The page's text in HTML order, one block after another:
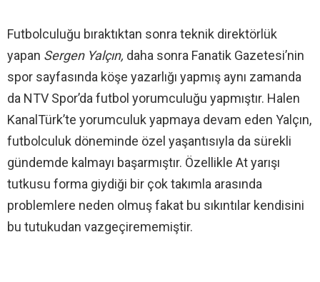
Futbolculuğu bıraktıktan sonra teknik direktörlük
yapan Sergen Yalçın, daha sonra Fanatik Gazetesi’nin
spor sayfasında köşe yazarlığı yapmış aynı zamanda
da NTV Spor’da futbol yorumculuğu yapmıştır. Halen
KanalTürk’te yorumculuk yapmaya devam eden Yalçın,
futbolculuk döneminde özel yaşantısıyla da sürekli
gündemde kalmayı başarmıştır. Özellikle At yarışı
tutkusu forma giydiği bir çok takımla arasında
problemlere neden olmuş fakat bu sıkıntılar kendisini
bu tutukudan vazgeçirememiştir.